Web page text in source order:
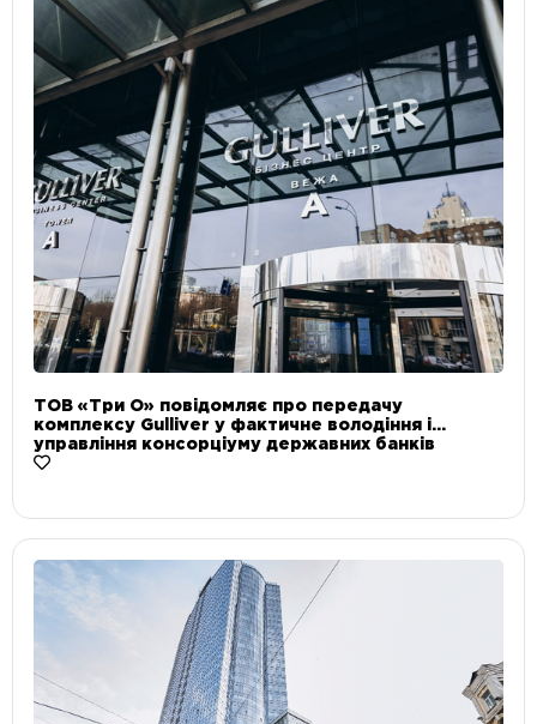
ТОВ «Три О» повідомляє про передачу
комплексу Gulliver у фактичне володіння і
управління консорціуму державних банків